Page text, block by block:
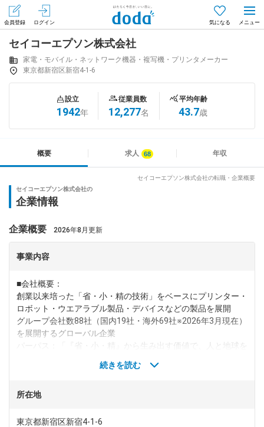
会員登録 ログイン 気になる
会員登録（無料） ログイン
はじめてdodaをご利用される方へ
求人を紹介してもらう
知りたい・聞きたい
専門サイト
dodaチャットサポート
対応時間：10:00～22:00(日曜・年末年始を除く)
自動案内は24時間365日対応
転職の「モヤモヤ」、一人で悩まず
気軽に相談してみませんか？
ヘルプ
セイコーエプソン株式会社
家電・モバイル・ネットワーク機器・複写機・プリンタメーカー
東京都新宿区新宿4-1-6
設立
1942年
従業員数
12,277名
平均年齢
43.7歳
概要 求人 年収
セイコーエプソン株式会社の転職・企業概要
セイコーエプソン株式会社の
企業情報
企業概要 2026年8月更新
事業内容
■会社概要：
創業以来培った「省・小・精の技術」をベースにプリンター・
ロボット・ウエアラブル製品・デバイスなどの製品を展開
グループ会社数88社（国内19社・海外69社※2026年3月現在）
を展開するグローバル企業
パーパス：「『省・小・精』から生み出す価値で、人と地球を
※「省・小・精（しょう・しょう・せい）」とは、省エネルギ
プリンティングソリューションズ事業
続きを読む
所在地
東京都新宿区新宿4-1-6